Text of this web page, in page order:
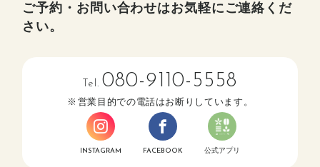
ご予約・お問い合わせはお気軽にご連絡くだ
さい。
Tel. 080-9110-5558
営業目的での電話はお断りしています。
INSTAGRAM FACEBOOK 公式アプリ